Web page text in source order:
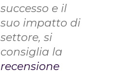
successo e il
suo impatto di
settore, si
consiglia la
recensione